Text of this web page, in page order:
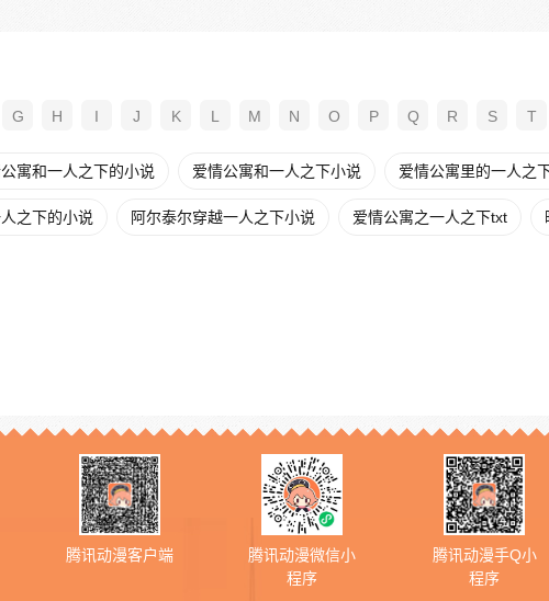
G H I J K L M N O P Q R S T
寓和一人之下的小说 爱情公寓和一人之下小说 爱情公寓里的一人之
之下的小说 阿尔泰尔穿越一人之下小说 爱情公寓之一人之下txt
腾讯动漫客户端
腾讯动漫微信小
程序
腾讯动漫手Q小
程序